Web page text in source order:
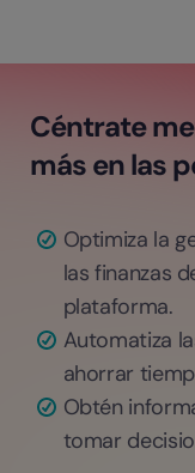
Céntrate
más en las
Optimiza la
las finanzas
plataforma.
Automatiza
ahorrar
Obtén
tomar